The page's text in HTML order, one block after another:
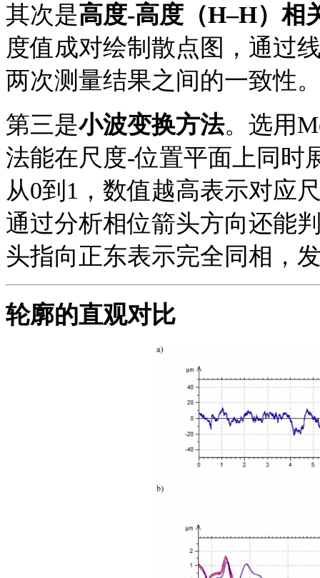
其次是高度-高度 （H–H） 相
度值成对绘制散点图，通过
两次测量结果之间的一致性
第三是小波变换方法。选用
法能在尺度-位置平面上同时
从0到1，数值越高表示对应
通过分析相位箭头方向还能
头指向正东表示完全同相，
轮廓的直观对比